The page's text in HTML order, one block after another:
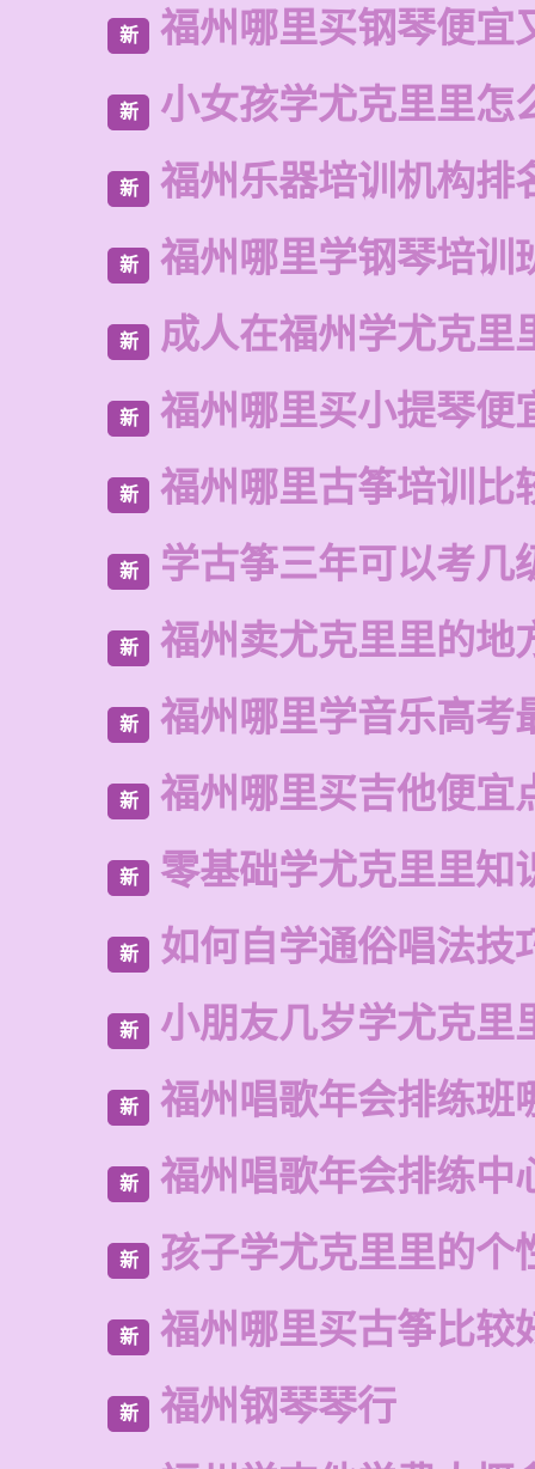
新 福州哪里买钢琴便宜
新 小女孩学尤克里里怎
新 福州乐器培训机构排
新 福州哪里学钢琴培训
新 成人在福州学尤克里
新 福州哪里买小提琴便
新 福州哪里古筝培训比
新 学古筝三年可以考几
新 福州卖尤克里里的地
新 福州哪里学音乐高考
新 福州哪里买吉他便宜
新 零基础学尤克里里知
新 如何自学通俗唱法技
新 小朋友几岁学尤克里
新 福州唱歌年会排练班
新 福州唱歌年会排练中
新 孩子学尤克里里的个
新 福州哪里买古筝比较
新
福州钢琴琴行